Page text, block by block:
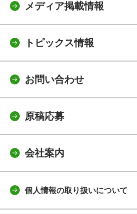
メディア掲載情報
トピックス情報
お問い合わせ
原稿応募
会社案内
個人情報の取り扱いについて